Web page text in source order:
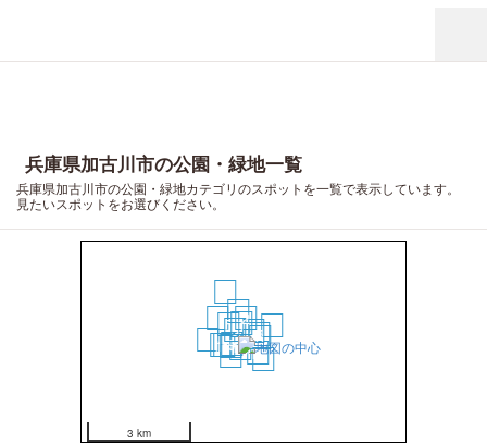
兵庫県加古川市の公園・緑地一覧
兵庫県加古川市の公園・緑地カテゴリのスポットを一覧で表示しています。
見たいスポットをお選びください。
12
3 4
5
6
7
8
910
11
12
13
14
15
16
17 18
19
3 km